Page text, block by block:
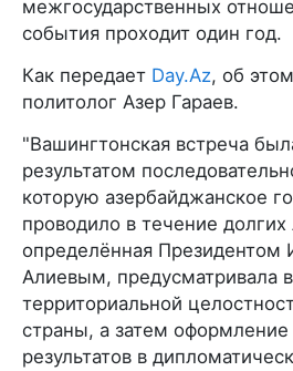
межгосударственных
события проходит один год.
Как передает Day.Az, об
политолог Азер Гараев.
"Вашингтонская встреча
результатом
которую азербайджанское
проводило в течение долгих
определённая Президентом
Алиевым, предусматривала
территориальной
страны, а затем оформление
результатов в